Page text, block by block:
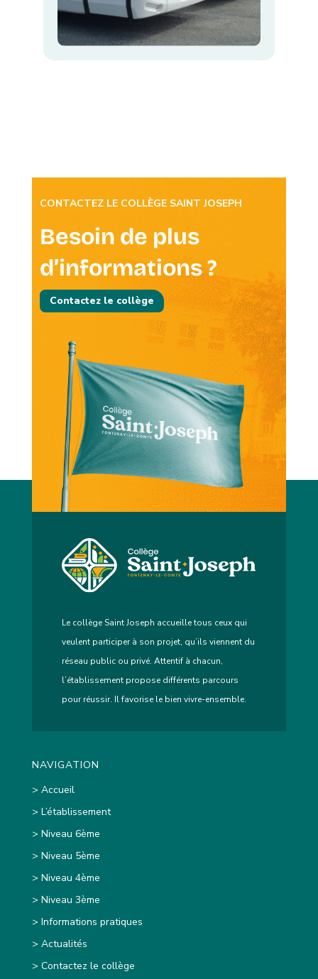
CONTACTEZ LE COLLÈGE SAINT JOSEPH
Besoin de plus
d’informations ?
Contactez le collège
Le collège Saint Joseph accueille tous ceux qui
veulent participer à son projet, qu’ils viennent du
réseau public ou privé. Attentif à chacun,
l’établissement propose différents parcours
pour réussir. Il favorise le bien vivre-ensemble.
NAVIGATION
> Accueil
> L’établissement
> Niveau 6ème
> Niveau 5ème
> Niveau 4ème
> Niveau 3ème
> Informations pratiques
> Actualités
> Contactez le collège